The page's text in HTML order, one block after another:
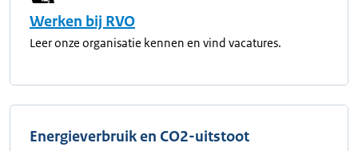
Werken bij RVO
Leer onze organisatie kennen en vind vacatures.
Energieverbruik en CO2-uitstoot